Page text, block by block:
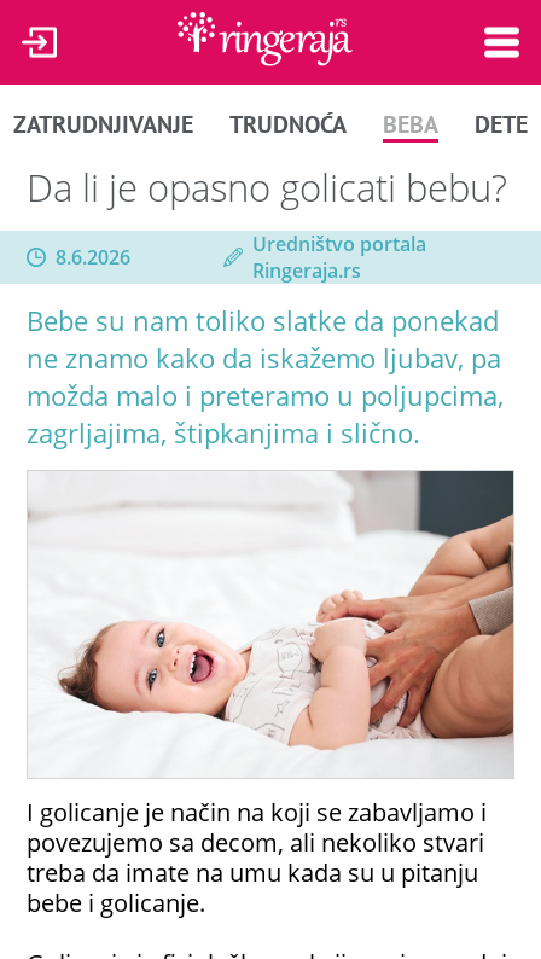
ZATRUDNJIVANJE TRUDNOĆA BEBA DETE
Da li je opasno golicati bebu?
8.6.2026
Uredništvo portala
Ringeraja.rs
Bebe su nam toliko slatke da ponekad
ne znamo kako da iskažemo ljubav, pa
možda malo i preteramo u poljupcima,
zagrljajima, štipkanjima i slično.
I golicanje je način na koji se zabavljamo i
povezujemo sa decom, ali nekoliko stvari
treba da imate na umu kada su u pitanju
bebe i golicanje.